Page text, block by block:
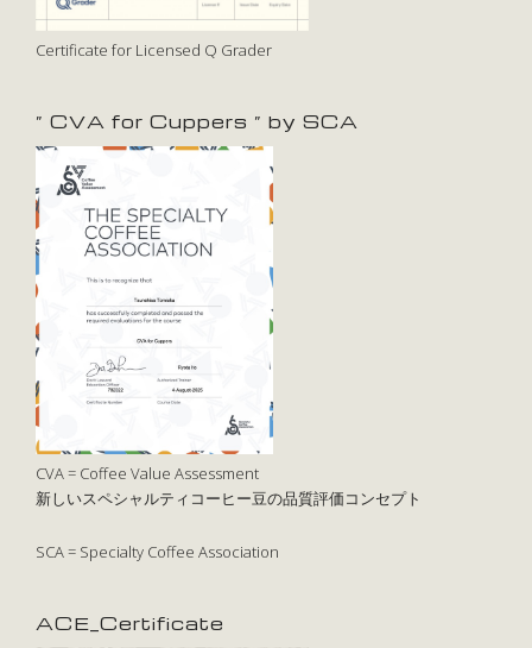
Certificate for Licensed Q Grader
” CVA for Cuppers ” by SCA
CVA = Coffee Value Assessment
新しいスペシャルティコーヒー豆の品質評価コンセプト
SCA = Specialty Coffee Association
ACE_Certificate